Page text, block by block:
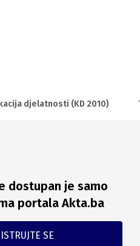
djelatnosti (KD 2010)
dostupan je samo
portala Akta.ba
SE